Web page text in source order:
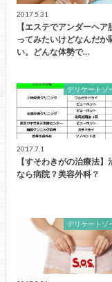
2017.5.31
【エステでアンダーヘア
ってみたいけどなんだか
い。どんな体勢で…
デリケートゾ
2017.7.1
【すそわきがの治療法】
なら病院？美容外科？
デリケートゾ